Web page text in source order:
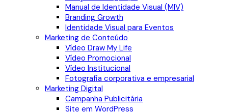
Manual de Identidade Visual (MIV)
Branding Growth
Identidade Visual para Eventos
Marketing de Conteúdo
Vídeo Draw My Life
Vídeo Promocional
Vídeo Institucional
Fotografia corporativa e empresarial
Marketing Digital
Campanha Publicitária
Site em WordPress